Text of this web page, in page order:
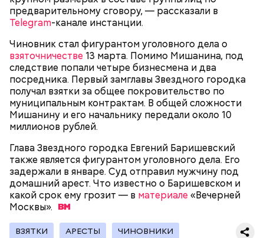
предварительному сговору, — рассказали в
Telegram-канале инстанции.
Чиновник стал фигурантом уголовного дела о
взяточничестве 13 марта. Помимо Мишанина, под
следствие попали четыре бизнесмена и два
посредника. Первый замглавы Звездного городка
получал взятки за общее покровительство по
муниципальным контрактам. В общей сложности
Мишанину и его начальнику передали около 10
миллионов рублей.
Глава Звездного городка Евгений Баришевский
также является фигурантом уголовного дела. Его
задержали в январе. Суд отправил мужчину под
домашний арест. Что известно о Баришевском и
какой срок ему грозит — в материале «Вечерней
Москвы».
ВЗЯТКИ АРЕСТЫ ЧИНОВНИКИ
— Гасанов, являясь индивидуальным
предпринимателем, осуществлял
предпринимательскую деятельность в области
сетях. С целью сокрытия своих доходов часть
Родственники обналичивали деньги и возвращали
их Гасанову. А чтобы пользоваться деньгами и не
вызвать подозрений у налоговой, Гасанов либо
распределял их между еще несколькими счетами,
либопокупал на них квартиры
Следующим подопытным стал друг детства
Миссюры Константин. 3 февраля того же года,
когда молодые люди ехали вместе в машине,
подозреваемый угостил приятеля морсом с
этиленгликолем. Через два дня Константин умер в
больнице.
Миссюра на допросе.